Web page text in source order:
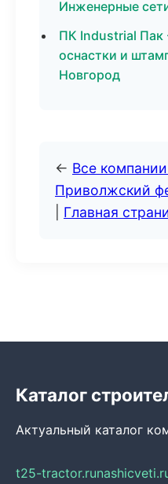
Инженерные
ПК Industrial Пак
оснастки и
Новгород
← Все
Приволжский
Главная
Каталог
Актуальный каталог
t25-tractor.ru